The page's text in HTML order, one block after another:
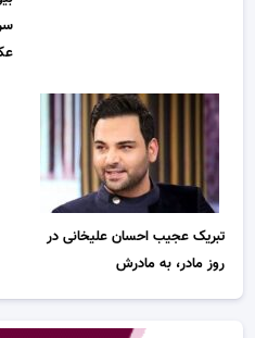
تبریک عجیب احسان علیخانی در
روز مادر، به مادرش